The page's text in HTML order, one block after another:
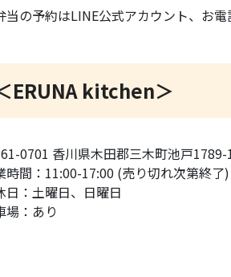
当の予約はLINE公式アカウント、お電
ERUNA kitchen＞
0701 香川県木田郡三木町池戸1789-
時間：11:00-17:00 (売り切れ次第終了)
日：土曜日、日曜日
場：あり